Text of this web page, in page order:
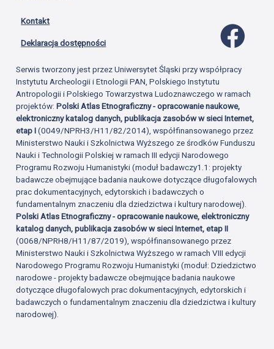
Kontakt
Deklaracja dostępności
Serwis tworzony jest przez Uniwersytet Śląski przy współpracy
Instytutu Archeologii i Etnologii PAN, Polskiego Instytutu
Antropologii i Polskiego Towarzystwa Ludoznawczego w ramach
projektów:Polski Atlas Etnograficzny - opracowanie naukowe,
elektroniczny katalog danych, publikacja zasobów w sieci Internet,
etap I(0049/NPRH3/H11/82/2014), współfinansowanego przez
Ministerstwo Nauki i Szkolnictwa Wyższego ze środków Funduszu
Nauki i Technologii Polskiej w ramach III edycji Narodowego
Programu Rozwoju Humanistyki (moduł badawczy1.1: projekty
badawcze obejmujące badania naukowe dotyczące długofalowych
prac dokumentacyjnych, edytorskich i badawczych o
fundamentalnym znaczeniu dla dziedzictwa i kultury narodowej).
Polski Atlas Etnograficzny - opracowanie naukowe, elektroniczny
katalog danych, publikacja zasobów w sieci Internet, etap II
(0068/NPRH8/H11/87/2019), współfinansowanego przez
Ministerstwo Nauki i Szkolnictwa Wyższego w ramach VIII edycji
Narodowego Programu Rozwoju Humanistyki (moduł: Dziedzictwo
narodowe - projekty badawcze obejmujące badania naukowe
dotyczące długofalowych prac dokumentacyjnych, edytorskich i
badawczych o fundamentalnym znaczeniu dla dziedzictwa i kultury
narodowej).